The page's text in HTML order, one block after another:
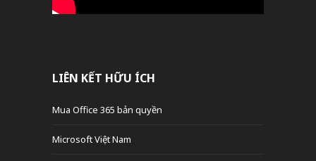
LIÊN KẾT HỮU ÍCH
Mua Office 365 bản quyền
Microsoft Việt Nam